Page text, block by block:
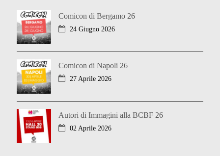
Comicon di Bergamo 26
24 Giugno 2026
Comicon di Napoli 26
27 Aprile 2026
Autori di Immagini alla BCBF 26
02 Aprile 2026